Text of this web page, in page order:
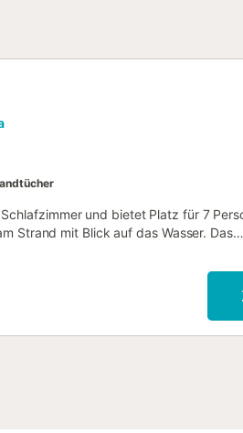
und bietet Platz für 7
Strand mit Blick auf das Wasser. Das
und befindet sich in einer
ausgestattet: Gartenmöbel,
Klimaanlage in einigen